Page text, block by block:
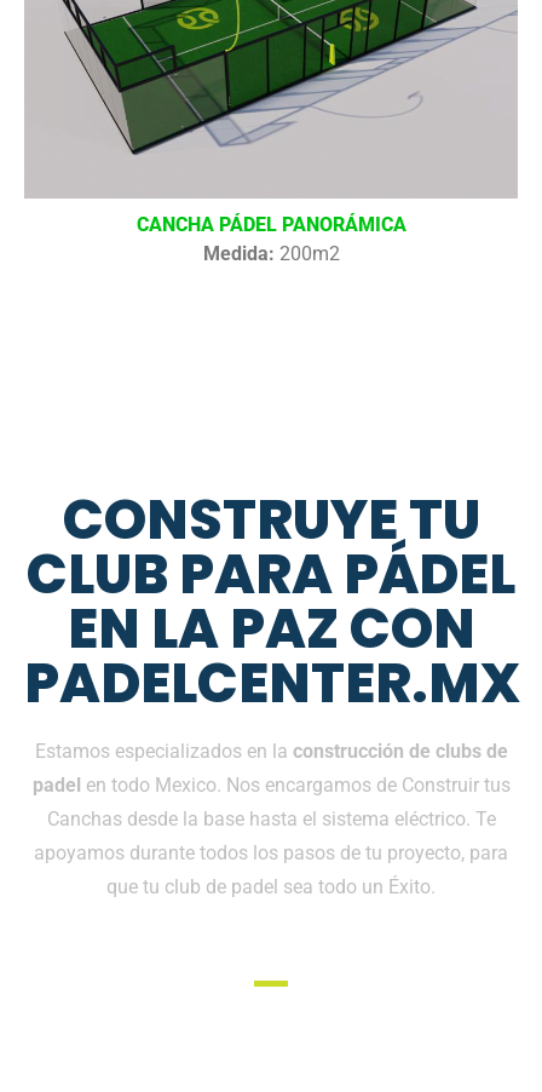
CANCHA PÁDEL PANORÁMICA
Medida: 200m2
CONSTRUYE TU
CLUB PARA PÁDEL
EN LA PAZ CON
PADELCENTER.MX
Estamos especializados en la construcción de clubs de
padel en todo Mexico. Nos encargamos de Construir tus
Canchas desde la base hasta el sistema eléctrico. Te
apoyamos durante todos los pasos de tu proyecto, para
que tu club de padel sea todo un Éxito.